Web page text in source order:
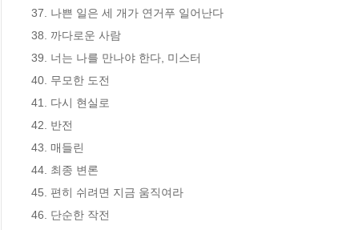
37. 나쁜 일은 세 개가 연거푸 일어난다
38. 까다로운 사람
39. 너는 나를 만나야 한다, 미스터
40. 무모한 도전
41. 다시 현실로
42. 반전
43. 매들린
44. 최종 변론
45. 편히 쉬려면 지금 움직여라
46. 단순한 작전